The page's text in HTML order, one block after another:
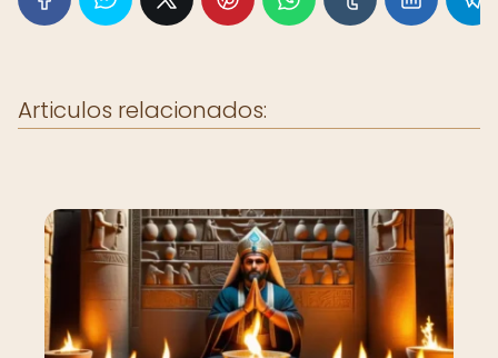
Articulos relacionados: